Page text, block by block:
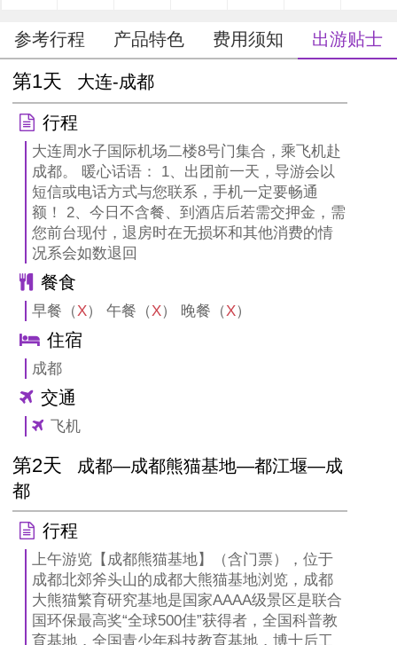
参考行程 产品特色 费用须知 出游贴士
第1天 大连-成都
行程
大连周水子国际机场二楼8号门集合，乘飞机赴
成都。 暖心话语： 1、出团前一天，导游会以
短信或电话方式与您联系，手机一定要畅通
额！ 2、今日不含餐、到酒店后若需交押金，需
您前台现付，退房时在无损坏和其他消费的情
况系会如数退回
餐食
早餐（X） 午餐（X） 晚餐（X）
住宿
成都
交通
飞机
第2天
成都—成都熊猫基地—都江堰—成
都
行程
上午游览【成都熊猫基地】（含门票），位于
成都北郊斧头山的成都大熊猫基地浏览，成都
大熊猫繁育研究基地是国家AAAA级景区是联合
国环保最高奖“全球500佳”获得者，全国科普教
育基地，全国青少年科技教育基地，博士后工